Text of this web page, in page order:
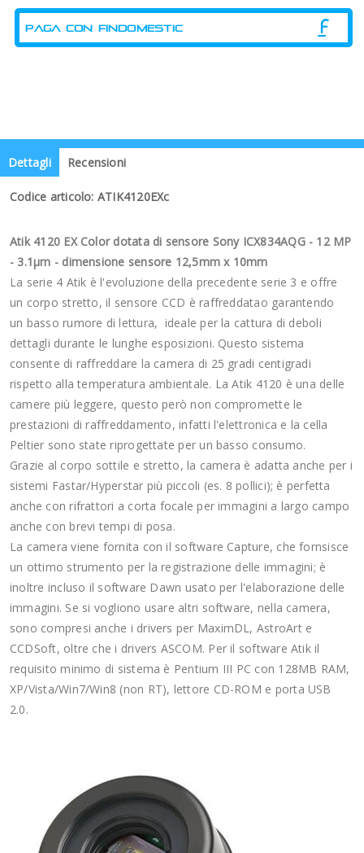
PAGA CON FINDOMESTIC
Dettagli Recensioni
Codice articolo: ATIK4120EXc
Atik 4120 EX Color dotata di sensore Sony ICX834AQG - 12 MP
- 3.1µm - dimensione sensore 12,5mm x 10mm
La serie 4 Atik è l'evoluzione della precedente serie 3 e offre
un corpo stretto, il sensore CCD è raffreddatao garantendo
un basso rumore di lettura, ideale per la cattura di deboli
dettagli durante le lunghe esposizioni. Questo sistema
consente di raffreddare la camera di 25 gradi centigradi
rispetto alla temperatura ambientale. La Atik 4120 è una delle
camere più leggere, questo però non compromette le
prestazioni di raffreddamento, infatti l'elettronica e la cella
Peltier sono state riprogettate per un basso consumo.
Grazie al corpo sottile e stretto, la camera è adatta anche per i
sistemi Fastar/Hyperstar più piccoli (es. 8 pollici); è perfetta
anche con rifrattori a corta focale per immagini a largo campo
anche con brevi tempi di posa.
La camera viene fornita con il software Capture, che fornsisce
un ottimo strumento per la registrazione delle immagini; è
inoltre incluso il software Dawn usato per l'elaborazione delle
immagini. Se si vogliono usare altri software, nella camera,
sono compresi anche i drivers per MaximDL, AstroArt e
CCDSoft, oltre che i drivers ASCOM. Per il software Atik il
requisito minimo di sistema è Pentium III PC con 128MB RAM,
XP/Vista/Win7/Win8 (non RT), lettore CD-ROM e porta USB
2.0.